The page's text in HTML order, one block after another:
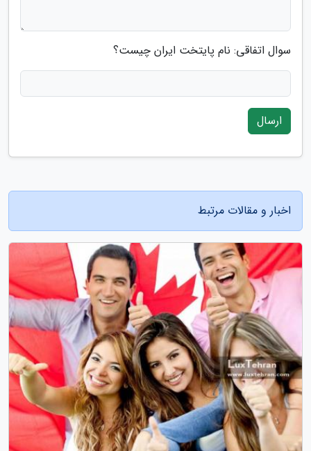
سوال اتفاقی: نام پایتخت ایران چیست؟
ارسال
اخبار و مقالات مرتبط